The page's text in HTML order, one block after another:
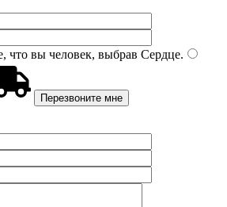
что вы человек, выбрав Сердце.